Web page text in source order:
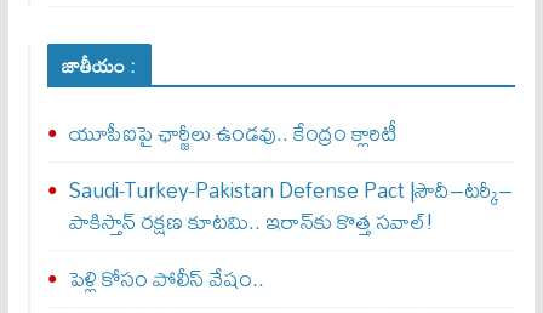
జాతీయం :
యూపీఐపై ఛార్జీలు ఉండవు.. కేంద్రం క్లారిటీ
Saudi-Turkey-Pakistan Defense Pact |సౌదీ–టర్కీ–
పాకిస్తాన్ రక్షణ కూటమి.. ఇరాన్‌కు కొత్త సవాల్!
పెళ్లి కోసం పోలీస్ వేషం..